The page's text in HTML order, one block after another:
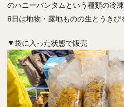
のハニーバンタムという種類の冷
8日は地物・露地ものの生とうきび
▼袋に入った状態で販売